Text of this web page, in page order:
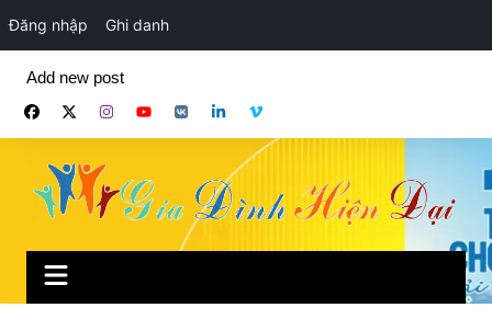
Đăng nhập Ghi danh
phần
Add new post